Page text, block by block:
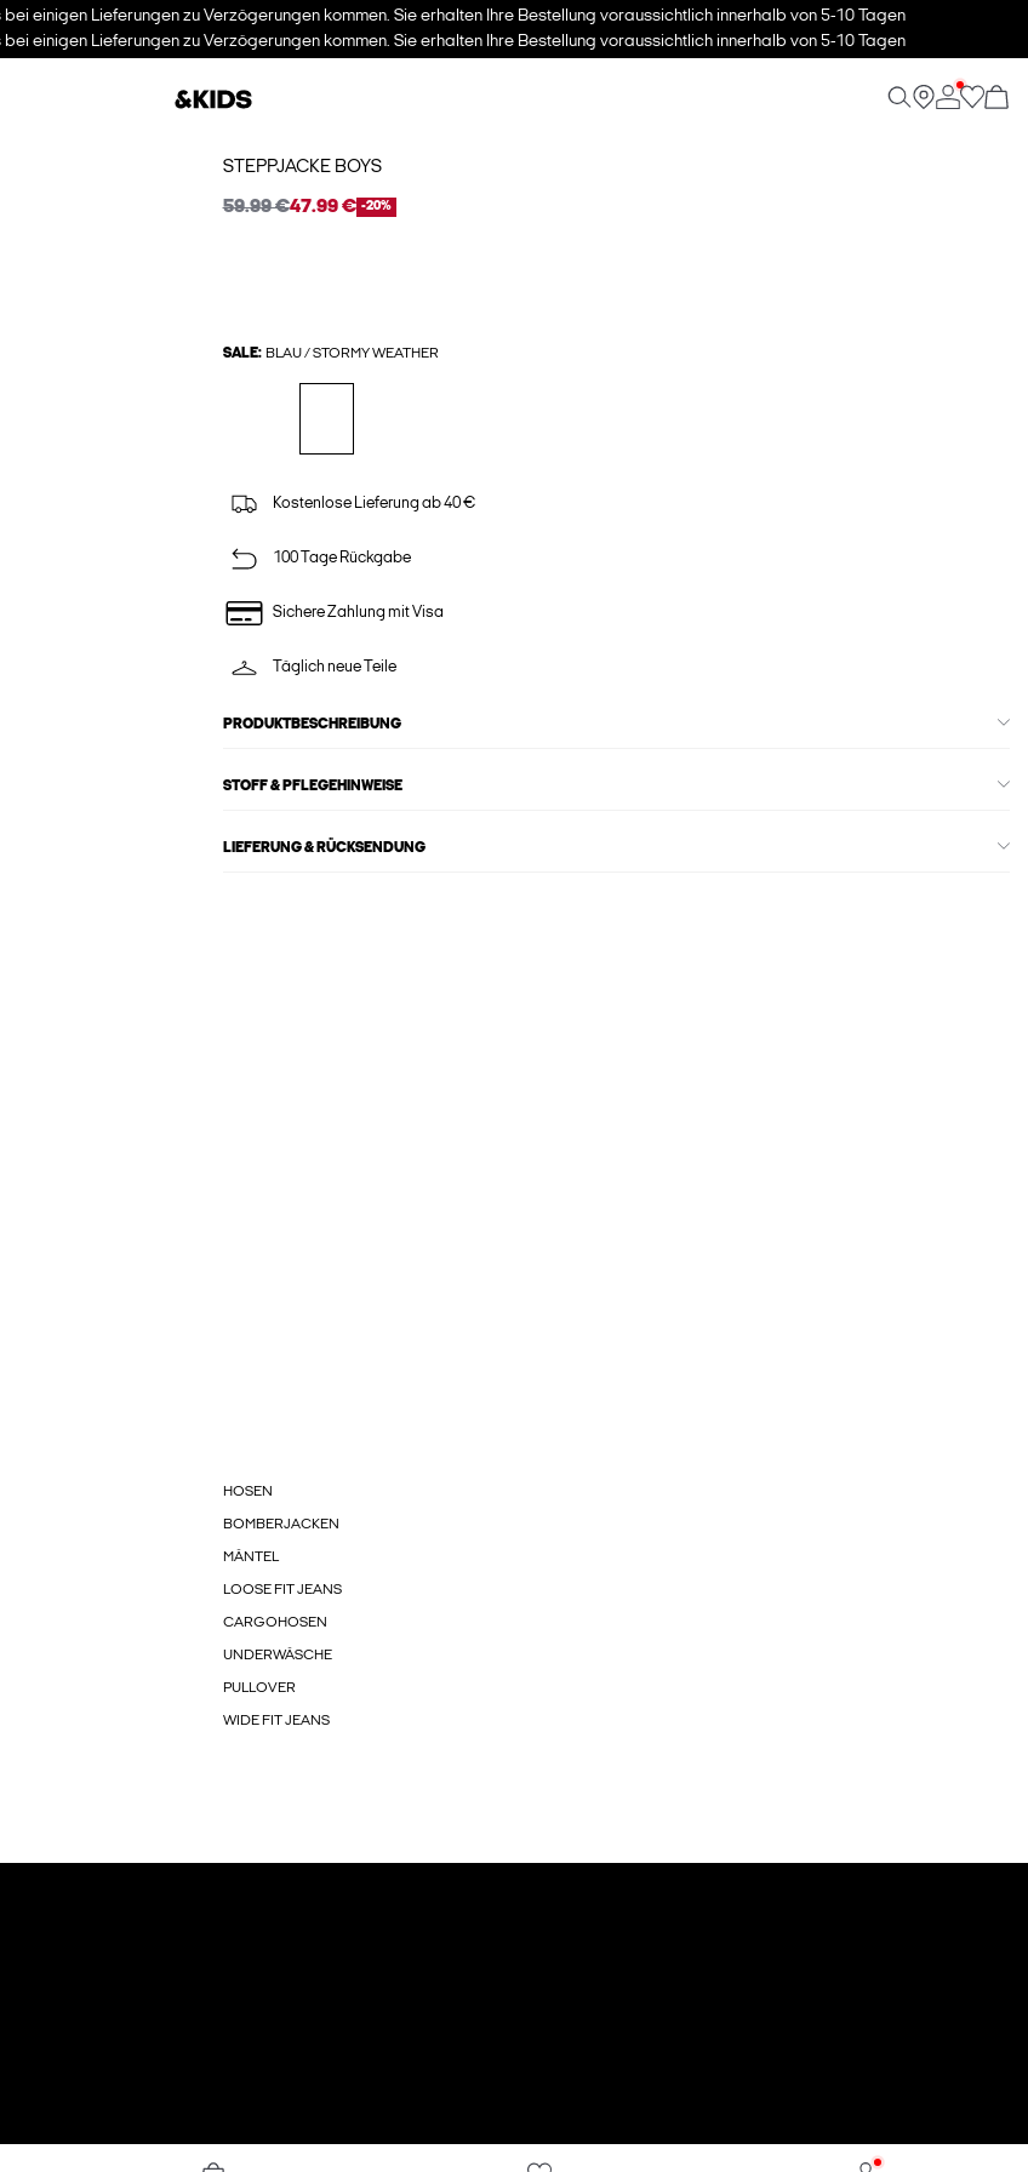
einigen Lieferungen zu Verzögerungen kommen. Sie erhalten Ihre Bestellung voraussichtlich innerhalb von 5-10 Tagen
einigen Lieferungen zu Verzögerungen kommen. Sie erhalten Ihre Bestellung voraussichtlich innerhalb von 5-10 Tagen
STEPPJACKE BOYS
59.99 €47.99 € -20%
SALE: BLAU / STORMY WEATHER
Kostenlose Lieferung ab 40 €
100 Tage Rückgabe
Sichere Zahlung mit Visa
Täglich neue Teile
PRODUKTBESCHREIBUNG
STOFF & PFLEGEHINWEISE
LIEFERUNG & RÜCKSENDUNG
HOSEN
BOMBERJACKEN
MÄNTEL
LOOSE FIT JEANS
CARGOHOSEN
UNDERWÄSCHE
PULLOVER
WIDE FIT JEANS